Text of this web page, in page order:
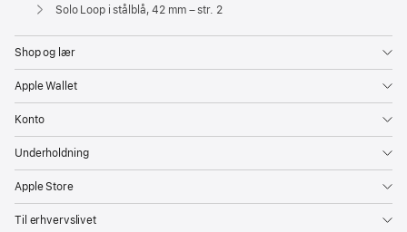
Apple
Solo Loop i stålblå, 42 mm – str. 2
Shop og lær
Apple Wallet
Konto
Underholdning
Apple Store
Til erhvervslivet